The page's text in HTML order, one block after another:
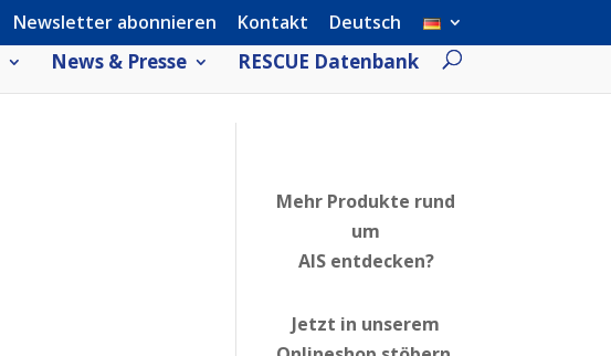
Newsletter abonnieren Kontakt Deutsch
News & Presse RESCUE Datenbank
Mehr Produkte rund
um
AIS entdecken?
Jetzt in unserem